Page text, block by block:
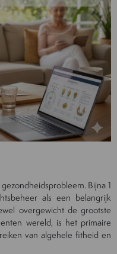
Bijna 1
als een belangrijk
overgewicht de grootste
wereld, is het primaire
van algehele fitheid en